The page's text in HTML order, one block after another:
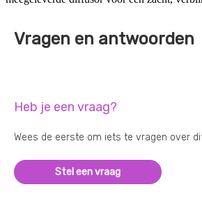
Vragen en antwoorden
Heb je een vraag?
Wees de eerste om iets te vragen over
Stel een vraag